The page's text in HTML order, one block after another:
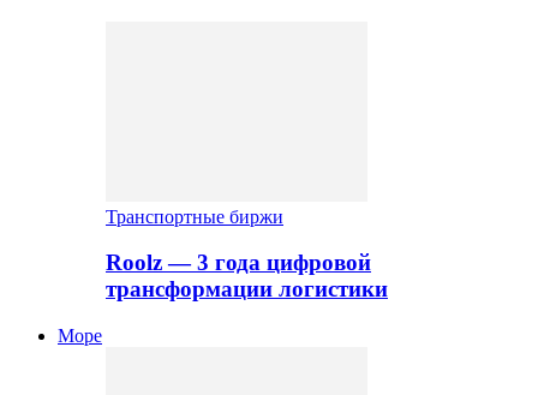
Транспортные биржи
Roolz — 3 года цифровой
трансформации логистики
Море